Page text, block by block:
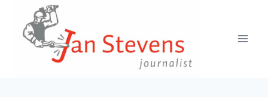
Doorgaan
inhoud